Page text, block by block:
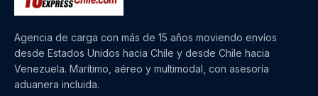
Agencia de carga con más de 15 años moviendo envíos
desde Estados Unidos hacia Chile y desde Chile hacia
Venezuela. Marítimo, aéreo y multimodal, con asesoría
aduanera incluida.